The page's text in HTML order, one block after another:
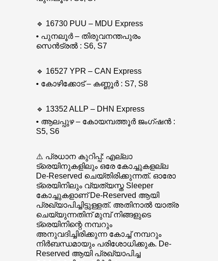
🔹 16730 PUU – MDU Express
• പുനലൂർ – തിരുവനന്തപുരം
സെൻട്രൽ : S6, S7
🔹 16527 YPR – CAN Express
• കോഴിക്കോട് – കണ്ണൂർ : S7, S8
🔹 13352 ALLP – DHN Express
• ആലപ്പുഴ – കോയമ്പത്തൂർ ജംഗ്ഷൻ :
S5, S6
⚠️ പ്രധാന കുറിപ്പ്: എല്ലാ
ട്രെയിനുകളിലും ഒരേ കോച്ചുകളല്ല
De-Reserved ചെയ്തിരിക്കുന്നത്. ഓരോ
ട്രെയിനിലും വ്യത്യസ്ത Sleeper
കോച്ചുകളാണ് De-Reserved ആയി
പ്രഖ്യാപിച്ചിട്ടുള്ളത്. അതിനാൽ യാത്ര
ചെയ്യുന്നതിന് മുമ്പ് നിങ്ങളുടെ
ട്രെയിനിന്റെ നമ്പറും
അനുവദിച്ചിരിക്കുന്ന കോച്ച് നമ്പറും
നിർബന്ധമായും പരിശോധിക്കുക. De-
Reserved ആയി പ്രഖ്യാപിച്ച